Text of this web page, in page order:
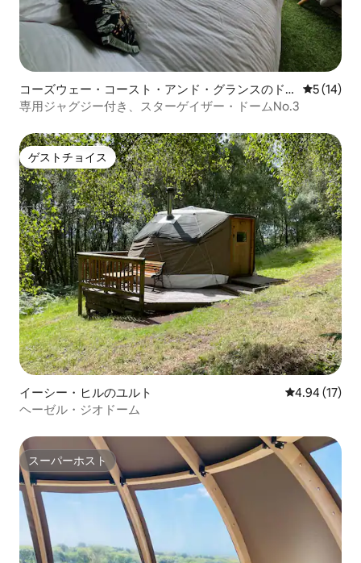
コーズウェー・コースト・アンド・グランスのド
ームハウス
レビュー
5 (14)
専用ジャグジー付き、スターゲイザー・ドームNo.3
ゲストチョイス
ゲストチョイス
イーシー・ヒルのユルト レビュー17
4.94 (17)
ヘーゼル・ジオドーム
スーパーホスト
スーパーホスト